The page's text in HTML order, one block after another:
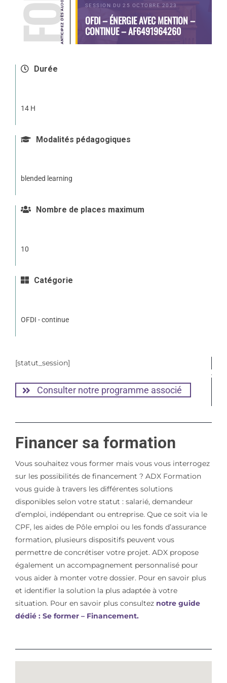
SESSION DU 25 OCTOBRE 2023
OFDI – ÉNERGIE AVEC MENTION –
CONTINUE – AF6491964260
Durée
14 H
Modalités pédagogiques
blended learning
Nombre de places maximum
10
Catégorie
OFDI - continue
[statut_session]
Consulter notre programme associé
Financer sa formation
Vous souhaitez vous former mais vous vous interrogez
sur les possibilités de financement ? ADX Formation
vous guide à travers les différentes solutions
disponibles selon votre statut : salarié, demandeur
d’emploi, indépendant ou entreprise. Que ce soit via le
CPF, les aides de Pôle emploi ou les fonds d’assurance
formation, plusieurs dispositifs peuvent vous
permettre de concrétiser votre projet. ADX propose
également un accompagnement personnalisé pour
vous aider à monter votre dossier. Pour en savoir plus
et identifier la solution la plus adaptée à votre
situation. Pour en savoir plus consulteznotre guide
dédié : Se former – Financement.